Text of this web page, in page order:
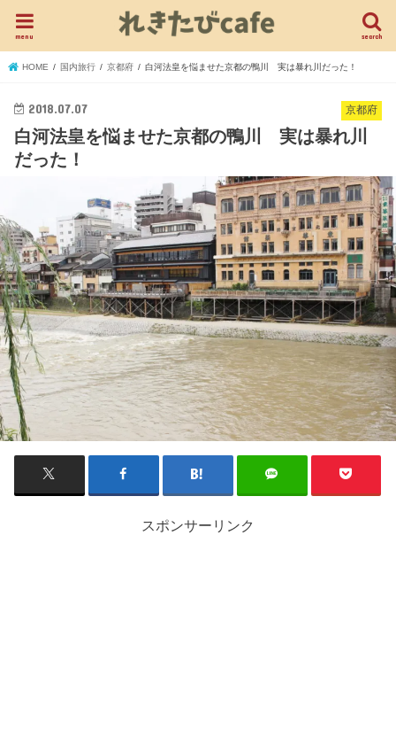
search
menu
HOME 国内旅行 京都府 白河法皇を悩ませた京都の鴨川 実は暴れ川だった！
京都府
2018.07.07
白河法皇を悩ませた京都の鴨川 実は暴れ川
だった！
スポンサーリンク